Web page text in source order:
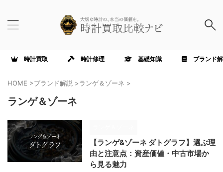
時計買取 時計修理 基礎知識 ブランド
HOME >ブランド解説 >ランゲ＆ゾーネ >
ランゲ＆ゾーネ
【ランゲ&ゾーネ ダトグラフ】選ぶ理
由と注意点：資産価値・中古市場か
ら見る魅力